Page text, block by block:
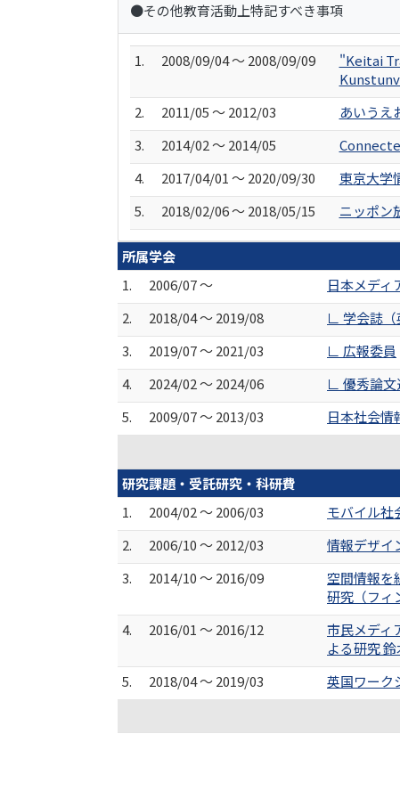
●その他教育活動上特記すべき事項
1. 2008/09/04 ～ 2008/09/09
"Keitai
2.
2011/05 ～ 2012/03
あいうえ
3.
2014/02 ～ 2014/05
4.
2017/04/01 ～ 2020/09/30
東京大学
5.
2018/02/06 ～ 2018/05/15 ニッポン
所属学会
1.
2006/07 ～
日本メディ
2.
2018/04 ～ 2019/08
∟ 学会誌（
3.
2019/07 ～ 2021/03
∟ 広報委員
4.
2024/02 ～ 2024/06
∟ 優秀論文
5.
2009/07 ～ 2013/03
日本社会情
研究課題・受託研究・科研費
1.
2004/02 ～ 2006/03
モバイル社
2.
2006/10 ～ 2012/03
情報デザイ
3.
2014/10 ～ 2016/09
空間情報を
研究（フィ
4.
2016/01 ～ 2016/12
市民メディ
よる研究
5.
2018/04 ～ 2019/03
英国ワーク